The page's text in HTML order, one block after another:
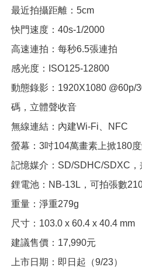
最近拍攝距離：5cm
快門速度：40s-1/2000
高速連拍：每秒6.5張連拍
感光度：ISO125-12800
動態錄影：1920X1080 @60p/
碼，立體聲收音
無線連結：內建Wi-Fi、NFC
螢幕：3吋104萬畫素上掀180
記憶媒介：SD/SDHC/SDXC，
鋰電池：NB-13L，可拍張數
重量：淨重279g
尺寸：103.0 x 60.4 x 40.4 mm
建議售價：17,990元
上市日期：即日起（9/23）